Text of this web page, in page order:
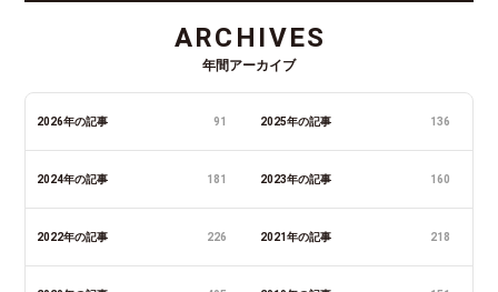
ARCHIVES
年間アーカイブ
2026年の記事 91 2025年の記事 136
2024年の記事 181 2023年の記事 160
2022年の記事 226 2021年の記事 218